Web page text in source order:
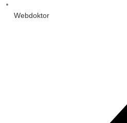
Webdoktor